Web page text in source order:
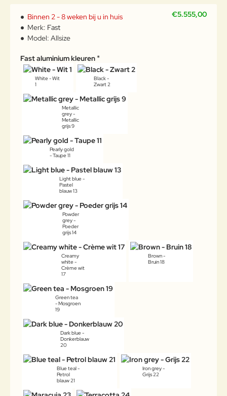
€5.555,00
Binnen 2 - 8 weken bij u in huis
Merk: Fast
Model: Allsize
Fast aluminium kleuren
White - Wit
1
Black -
Zwart 2
Metallic
grey -
Metallic
grijs 9
Pearly gold
- Taupe 11
Light blue -
Pastel
blauw 13
Powder
grey -
Poeder
grijs 14
Creamy
white -
Crème wit
17
Brown -
Bruin 18
Green tea
- Mosgroen
19
Dark blue -
Donkerblauw
20
Blue teal -
Petrol
blauw 21
Iron grey -
Grijs 22